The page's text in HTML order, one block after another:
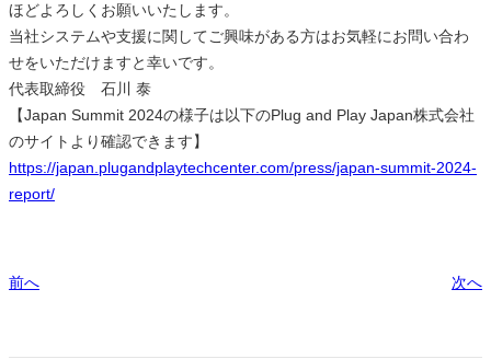
ほどよろしくお願いいたします。
当社システムや支援に関してご興味がある方はお気軽にお問い合わ
せをいただけますと幸いです。
代表取締役 石川 泰
【Japan Summit 2024の様子は以下のPlug and Play Japan株式会社
のサイトより確認できます】
https://japan.plugandplaytechcenter.com/press/japan-summit-2024-
report/
前へ 次へ